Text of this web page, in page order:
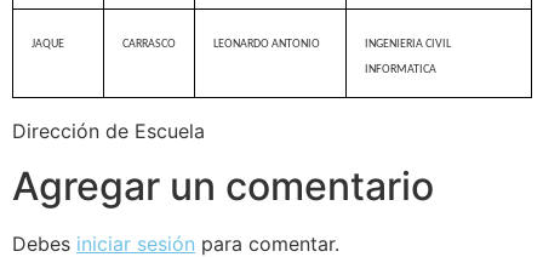
JAQUE CARRASCO LEONARDO ANTONIO
INGENIERIA CIVIL
INFORMATICA
Dirección de Escuela
Agregar un comentario
Debes iniciar sesión para comentar.